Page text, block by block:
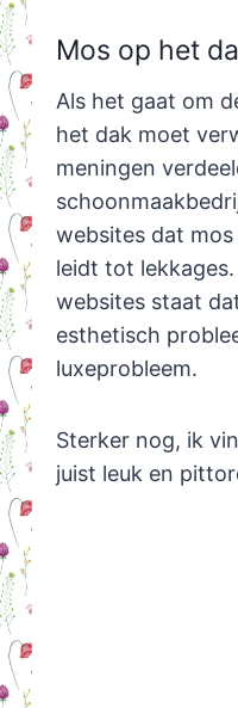
Mos op het
Als het gaat om
het dak moet
meningen
websites dat
leidt tot
websites staat
esthetisch
luxeprobleem.
Sterker nog, ik
juist leuk en